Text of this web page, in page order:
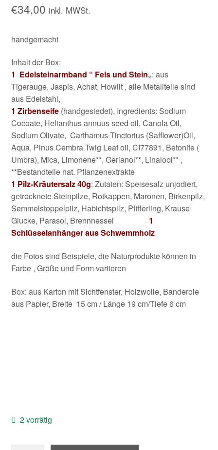
€34,00 inkl. MWSt.
handgemacht
Inhalt der Box:
1 Edelsteinarmband “ Fels und Stein„: aus
Tigerauge, Jaspis, Achat, Howlit , alle Metallteile sind
aus Edelstahl,
1 Zirbenseife (handgesiedet), Ingredients: Sodium
Cocoate, Helianthus annuus seed oil, Canola Oil,
Sodium Olivate, Carthamus Tinctorius (Safflower)Oil,
Aqua, Pinus Cembra Twig Leaf oil, CI77891, Betonite (
Umbra), Mica, Limonene**, Gerianol**, Linalool** ,
**Bestandteile nat. Pflanzenextrakte
1 Pilz-Kräutersalz 40g: Zutaten: Speisesalz unjodiert,
getrocknete Steinpilze, Rotkappen, Maronen, Birkenpilz,
Semmelstoppelpilz, Habichtspilz, Pfifferling, Krause
Glucke, Parasol, Brennnessel 1
Schlüsselanhänger aus Schwemmholz
die Fotos sind Beispiele, die Naturprodukte können in
Farbe , Größe und Form variieren
Box: aus Karton mit Sichtfenster, Holzwolle, Banderole
aus Papier, Breite 15 cm / Länge 19 cm/Tiefe 6 cm
2 vorrätig